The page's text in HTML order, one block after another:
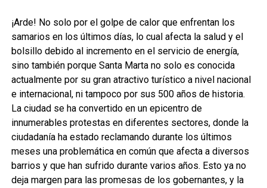
¡Arde! No solo por el golpe de calor que enfrentan los
samarios en los últimos días, lo cual afecta la salud y el
bolsillo debido al incremento en el servicio de energía,
sino también porque Santa Marta no solo es conocida
actualmente por su gran atractivo turístico a nivel nacional
e internacional, ni tampoco por sus 500 años de historia.
La ciudad se ha convertido en un epicentro de
innumerables protestas en diferentes sectores, donde la
ciudadanía ha estado reclamando durante los últimos
meses una problemática en común que afecta a diversos
barrios y que han sufrido durante varios años. Esto ya no
deja margen para las promesas de los gobernantes, y la